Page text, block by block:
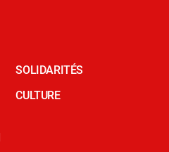
SOLIDARITÉS
CULTURE